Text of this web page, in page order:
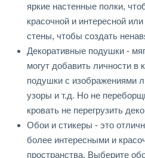
яркие настенные полки,
красочной и интересной
стены, чтобы создать
Декоративные подушки -
могут добавить личности в
подушки с изображениями
узоры и т.д. Но не
кровать не перегрузить
Обои и стикеры - это
более интересными и
пространства. Выберите